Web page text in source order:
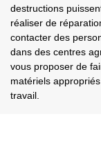
destructions
réaliser de
contacter des
dans des centres
vous proposer de
matériels
travail.